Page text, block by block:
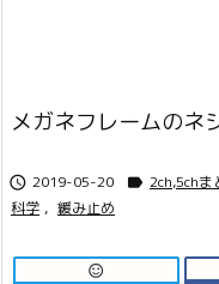
メガネフレームのネ
 2019-05-20  2ch,5chま
科学 , 緩み止め
